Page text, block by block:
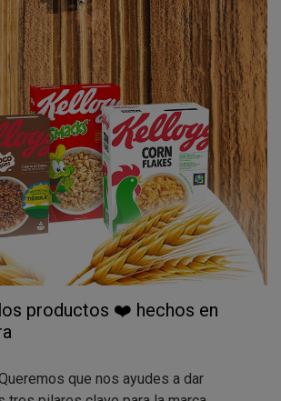
productos ❤️ hechos en
que nos ayudes a dar